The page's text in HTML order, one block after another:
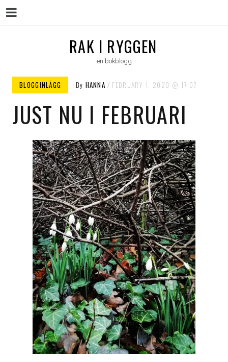
RAK I RYGGEN
en bokblogg
BLOGGINLÄGG By HANNA FEBRUARY 1, 2020 17:07
JUST NU I FEBRUARI
Menu